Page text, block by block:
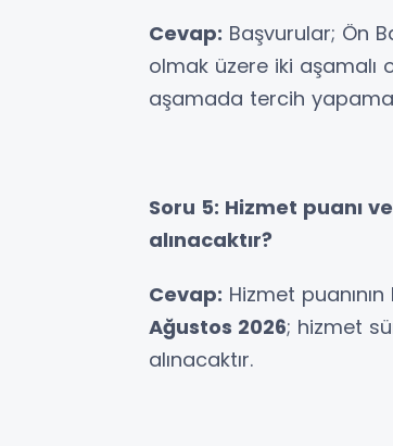
Cevap: Başvurular; Ön
olmak üzere iki aşamalı
aşamada tercih
Soru 5: Hizmet puanı
alınacaktır?
Cevap: Hizmet
Ağustos 2026; hizmet
alınacaktır.